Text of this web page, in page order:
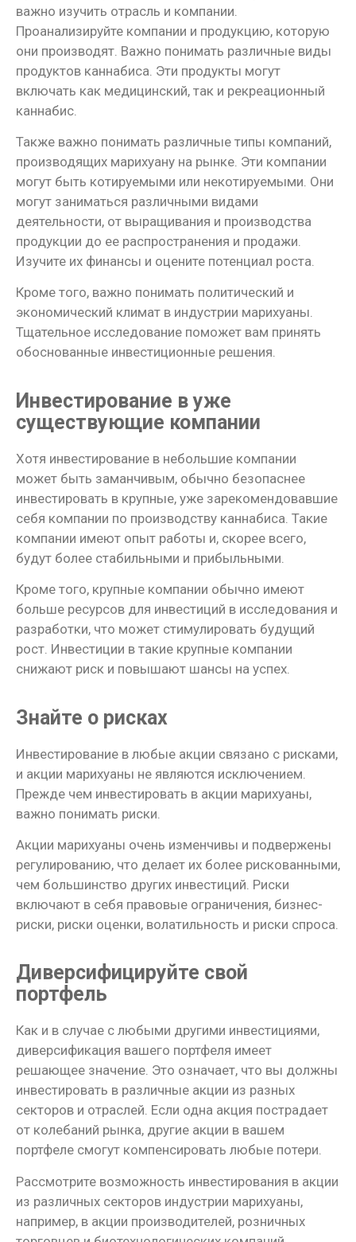
важно изучить отрасль и компании.
Проанализируйте компании и продукцию, которую
они производят. Важно понимать различные виды
продуктов каннабиса. Эти продукты могут
включать как медицинский, так и рекреационный
каннабис.
Также важно понимать различные типы компаний,
производящих марихуану на рынке. Эти компании
могут быть котируемыми или некотируемыми. Они
могут заниматься различными видами
деятельности, от выращивания и производства
продукции до ее распространения и продажи.
Изучите их финансы и оцените потенциал роста.
Кроме того, важно понимать политический и
экономический климат в индустрии марихуаны.
Тщательное исследование поможет вам принять
обоснованные инвестиционные решения.
Инвестирование в уже
существующие компании
Хотя инвестирование в небольшие компании
может быть заманчивым, обычно безопаснее
инвестировать в крупные, уже зарекомендовавшие
себя компании по производству каннабиса. Такие
компании имеют опыт работы и, скорее всего,
будут более стабильными и прибыльными.
Кроме того, крупные компании обычно имеют
больше ресурсов для инвестиций в исследования и
разработки, что может стимулировать будущий
рост. Инвестиции в такие крупные компании
снижают риск и повышают шансы на успех.
Знайте о рисках
Инвестирование в любые акции связано с рисками,
и акции марихуаны не являются исключением.
Прежде чем инвестировать в акции марихуаны,
важно понимать риски.
Акции марихуаны очень изменчивы и подвержены
регулированию, что делает их более рискованными,
чем большинство других инвестиций. Риски
включают в себя правовые ограничения, бизнес-
риски, риски оценки, волатильность и риски спроса.
Диверсифицируйте свой
портфель
Как и в случае с любыми другими инвестициями,
диверсификация вашего портфеля имеет
решающее значение. Это означает, что вы должны
инвестировать в различные акции из разных
секторов и отраслей. Если одна акция пострадает
от колебаний рынка, другие акции в вашем
портфеле смогут компенсировать любые потери.
Рассмотрите возможность инвестирования в акции
из различных секторов индустрии марихуаны,
например, в акции производителей, розничных